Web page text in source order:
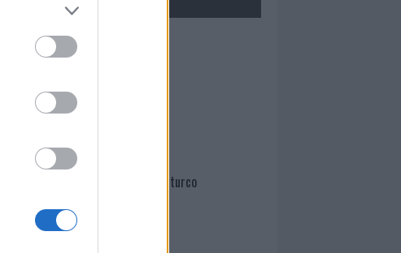
Mario Malu
Paolo Pinna
Martina Agostina Diturco